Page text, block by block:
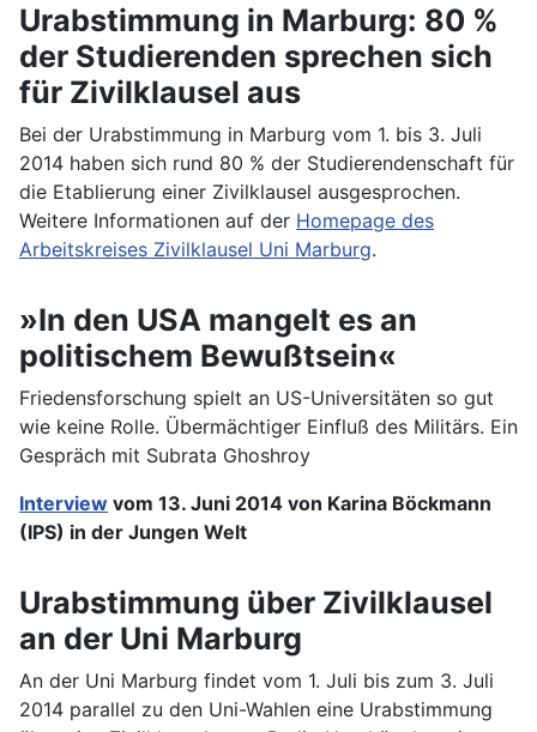
Urabstimmung in Marburg: 80 %
der Studierenden sprechen sich
für Zivilklausel aus
Bei der Urabstimmung in Marburg vom 1. bis 3. Juli
2014 haben sich rund 80 % der Studierendenschaft für
die Etablierung einer Zivilklausel ausgesprochen.
Weitere Informationen auf der Homepage des
Arbeitskreises Zivilklausel Uni Marburg.
»In den USA mangelt es an
politischem Bewußtsein«
Friedensforschung spielt an US-Universitäten so gut
wie keine Rolle. Übermächtiger Einfluß des Militärs. Ein
Gespräch mit Subrata Ghoshroy
Interview vom 13. Juni 2014 von Karina Böckmann
(IPS) in der Jungen Welt
Urabstimmung über Zivilklausel
an der Uni Marburg
An der Uni Marburg findet vom 1. Juli bis zum 3. Juli
2014 parallel zu den Uni-Wahlen eine Urabstimmung